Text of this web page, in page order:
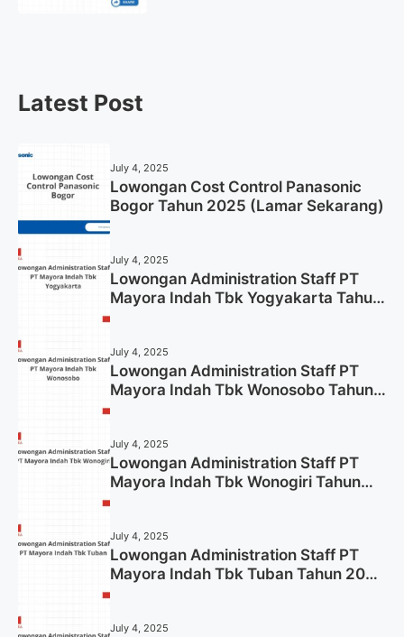
Latest Post
July 4, 2025
Lowongan Cost Control Panasonic
Bogor Tahun 2025 (Lamar Sekarang)
July 4, 2025
Lowongan Administration Staff PT
Mayora Indah Tbk Yogyakarta Tahun
July 4, 2025
Lowongan Administration Staff PT
Mayora Indah Tbk Wonosobo Tahun
July 4, 2025
Lowongan Administration Staff PT
Mayora Indah Tbk Wonogiri Tahun
July 4, 2025
Lowongan Administration Staff PT
Mayora Indah Tbk Tuban Tahun 2025
July 4, 2025